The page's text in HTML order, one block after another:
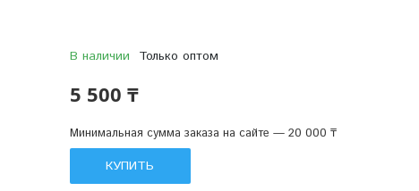
В наличии Только оптом
5 500 ₸
Минимальная сумма заказа на сайте — 20 000 ₸
КУПИТЬ